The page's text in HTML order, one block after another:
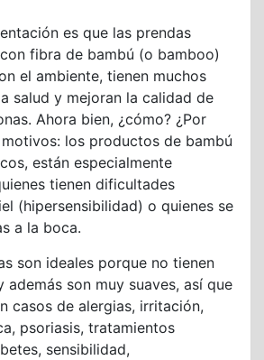
es que las prendas
fibra de bambú (o bamboo)
el ambiente, tienen muchos
salud y mejoran la calidad de
Ahora bien, ¿cómo? ¿Por
los productos de bambú
están especialmente
tienen dificultades
(hipersensibilidad) o quienes se
a la boca.
son ideales porque no tienen
son muy suaves, así que
casos de alergias, irritación,
psoriasis, tratamientos
sensibilidad,